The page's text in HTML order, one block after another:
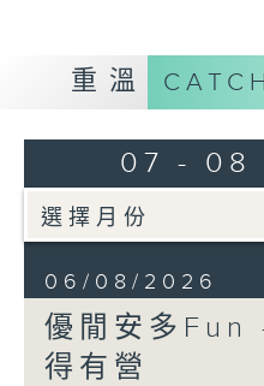
重溫
07 - 08
06/08/2026
優閒安多Fun
得有營